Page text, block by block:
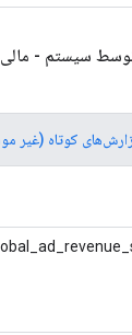
سیستم - مالی
کوتاه (غیر